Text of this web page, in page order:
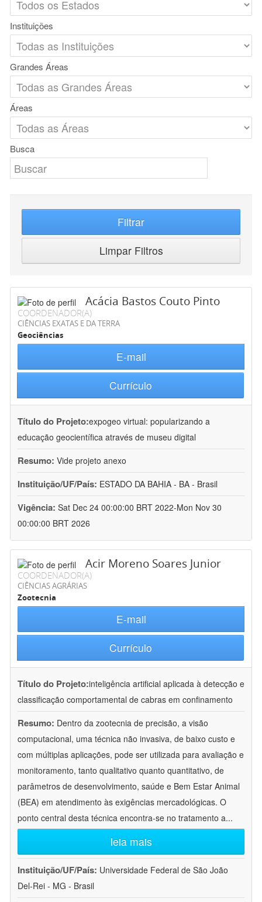
Instituições
Grandes Áreas
Áreas
Busca
Filtrar
Limpar Filtros
Acácia Bastos Couto Pinto
COORDENADOR(A)
CIÊNCIAS EXATAS E DA TERRA
Geociências
E-mail
Currículo
Título do Projeto:expogeo virtual: popularizando a
educação geocientífica através de museu digital
Resumo: Vide projeto anexo
Instituição/UF/País: ESTADO DA BAHIA - BA - Brasil
Vigência: Sat Dec 24 00:00:00 BRT 2022-Mon Nov 30
00:00:00 BRT 2026
Acir Moreno Soares Junior
COORDENADOR(A)
CIÊNCIAS AGRÁRIAS
Zootecnia
E-mail
Currículo
Título do Projeto:inteligência artificial aplicada à detecção e
classificação comportamental de cabras em confinamento
Resumo: Dentro da zootecnia de precisão, a visão
computacional, uma técnica não invasiva, de baixo custo e
com múltiplas aplicações, pode ser utilizada para avaliação e
monitoramento, tanto qualitativo quanto quantitativo, de
parâmetros de desenvolvimento, saúde e Bem Estar Animal
(BEA) em atendimento às exigências mercadológicas. O
ponto central desta técnica encontra-se no tratamento a...
leia mais
Instituição/UF/País: Universidade Federal de São João
Del-Rei - MG - Brasil